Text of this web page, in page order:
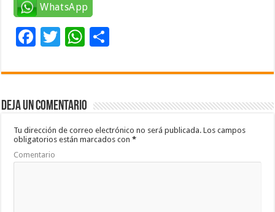
WhatsApp
F
e
b
o
o
k
T
tt
er
W
at
sA
p
p
m
ar
ti
Deja un comentario
Tu dirección de correo electrónico no será publicada. Los campos
obligatorios están marcados con*
Comentario